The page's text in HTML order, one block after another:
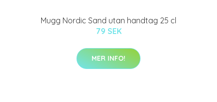
Mugg Nordic Sand utan handtag 25 cl
79 SEK
MER INFO!